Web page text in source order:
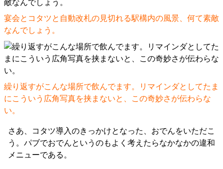
宴会とコタツと自動改札の見切れる駅構内の風景、何て素敵
なんでしょう。
繰り返すがこんな場所で飲んでます。リマインダとしてたま
にこういう広角写真を挟まないと、この奇妙さが伝わらな
い。
さあ、コタツ導入のきっかけとなった、おでんをいただこ
う。パブでおでんというのもよく考えたらなかなかの違和
メニューである。